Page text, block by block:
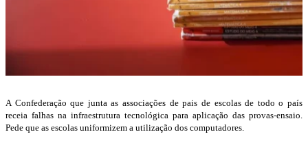
A Confederação que junta as associações de pais de escolas de todo o país
receia falhas na infraestrutura tecnológica para aplicação das provas-ensaio.
Pede que as escolas uniformizem a utilização dos computadores.